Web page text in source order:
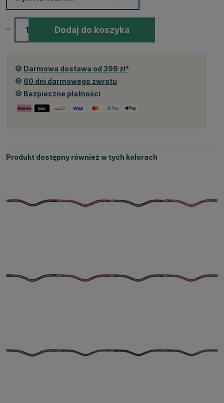
- Dodaj do koszyka
Darmowa dostawa od 399 zł*
60 dni darmowego zwrotu
Bezpieczne płatności
Produkt dostępny również w tych kolorach